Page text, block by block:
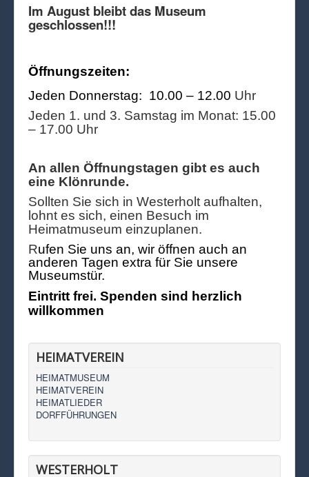
Im August bleibt das Museum
geschlossen!!!
Öffnungszeiten:
Jeden Donnerstag: 10.00 – 12.00 Uhr
Jeden 1. und 3. Samstag im Monat: 15.00
– 17.00 Uhr
An allen Öffnungstagen gibt es auch
eine Klönrunde.
Sollten Sie sich in Westerholt aufhalten,
lohnt es sich, einen Besuch im
Heimatmuseum einzuplanen.
Rufen Sie uns an, wir öffnen auch an
anderen Tagen extra für Sie unsere
Museumstür.
Eintritt frei. Spenden sind herzlich
willkommen
HEIMATVEREIN
HEIMATMUSEUM
HEIMATVEREIN
HEIMATLIEDER
DORFFÜHRUNGEN
WESTERHOLT